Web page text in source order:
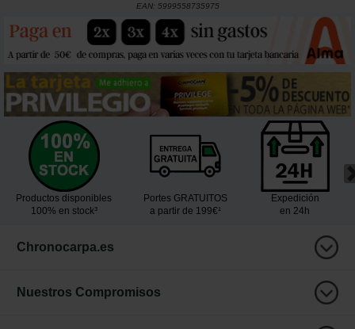
EAN: 5999558735975
Productos disponibles
100% en stock³
Portes GRATUITOS
a partir de 199€¹
Expedición
en 24h
Chronocarpa.es
Nuestros Compromisos